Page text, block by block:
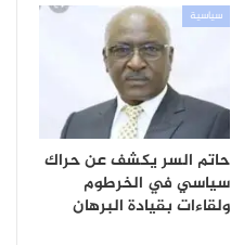
سياسية
حاتم السر يكشف عن حراك
سياسي في الخرطوم
ولقاءات بقيادة البرهان